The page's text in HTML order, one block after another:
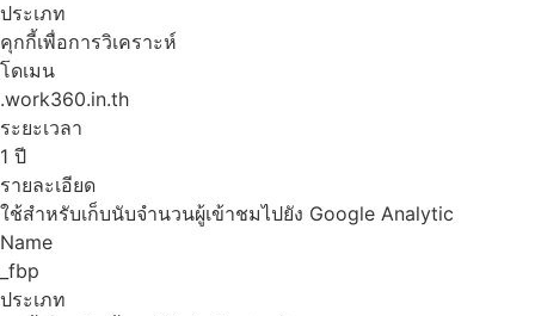
ประเภท
คุกกี้เพื่อการวิเคราะห์
โดเมน
.work360.in.th
ระยะเวลา
1 ปี
รายละเอียด
ใช้สำหรับเก็บนับจำนวนผู้เข้าชมไปยัง Google Analytic
Name
_fbp
ประเภท